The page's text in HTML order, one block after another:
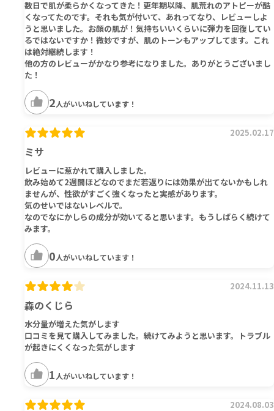
数日で肌が柔らかくなってきた！更年期以降、肌荒れのアトピーが酷
くなってたのです。それも気が付いて、あれってなり、レビューしよ
うと思いました。お顔の肌が！気持ちいいくらいに弾力を回復してい
るではないですか！微妙ですが、肌のトーンもアップしてます。これ
は絶対継続します！
他の方のレビューがかなり参考になりました。ありがとうございまし
た！
2人がいいねしています！
ミサ
2025.02.17
レビューに惹かれて購入しました。
飲み始めて2週間ほどなのでまだ若返りには効果が出てないかもしれ
ませんが、性欲がすごく強くなったと実感があります。
気のせいではないレベルで。
なのでなにかしらの成分が効いてると思います。もうしばらく続けて
みます。
0人がいいねしています！
森のくじら
2024.11.13
水分量が増えた気がします
口コミを見て購入してみました。続けてみようと思います。トラブル
が起きにくくなった気がします
1 人がいいねしています！
2024.08.03